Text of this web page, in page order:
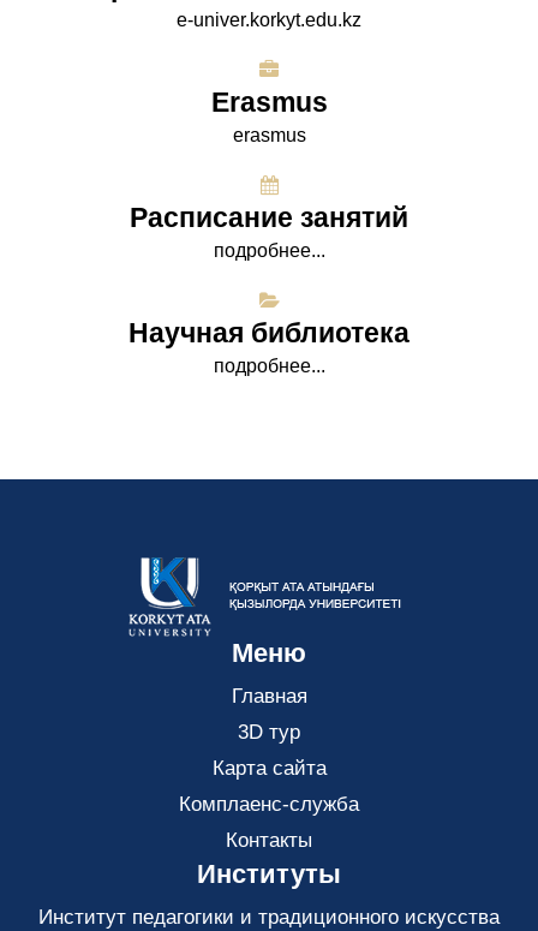
e-univer.korkyt.edu.kz
Erasmus
erasmus
Расписание занятий
подробнее...
Научная библиотека
подробнее...
Меню
Главная
3D тур
Карта сайта
Комплаенс-служба
Контакты
Институты
Институт педагогики и традиционного искусства